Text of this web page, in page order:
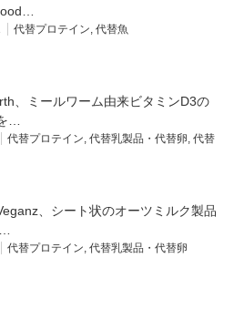
代替プロテイン 代替魚
、ミールワーム由来ビタミンD3の
…
代替プロテイン 代替乳製品・代替卵 代替
、シート状のオーツミルク製品
代替プロテイン 代替乳製品・代替卵